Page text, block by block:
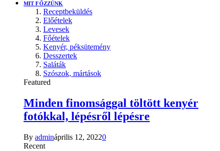
MIT FŐZZÜNK
Receptbeküldés
Előételek
Levesek
Főételek
Kenyér, péksütemény
Desszertek
Saláták
Szószok, mártások
Featured
Minden finomsággal töltött kenyér
fotókkal, lépésről lépésre
By admináprilis 12, 20220
Recent